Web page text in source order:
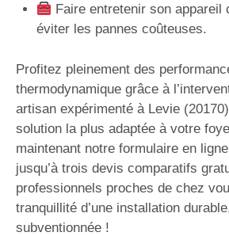
Faire entretenir son appareil
éviter les pannes coûteuses.
Profitez pleinement des
thermodynamique grâce à
artisan expérimenté à Levie
solution la plus adaptée à votre
maintenant notre formulaire en
jusqu’à trois devis comparatifs
professionnels proches de chez
tranquillité d’une installation
subventionnée !